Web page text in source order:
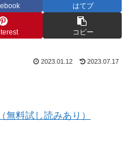
はてブ
コピー
2023.01.12 2023.07.17
料試し読みあり）